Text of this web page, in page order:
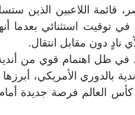
اللاعبين الذين
استثنائي بعدما
نادٍ دون مقابل انتقال.
في ظل اهتمام قوي من
بالدوري الأمريكي،
العالم فرصة جديدة